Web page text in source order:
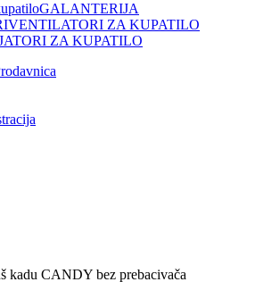
GALANTERIJA
VENTILATORI ZA KUPATILO
ZA KUPATILO